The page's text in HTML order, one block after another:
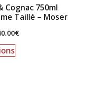
750ml
Taillé – Moser
€